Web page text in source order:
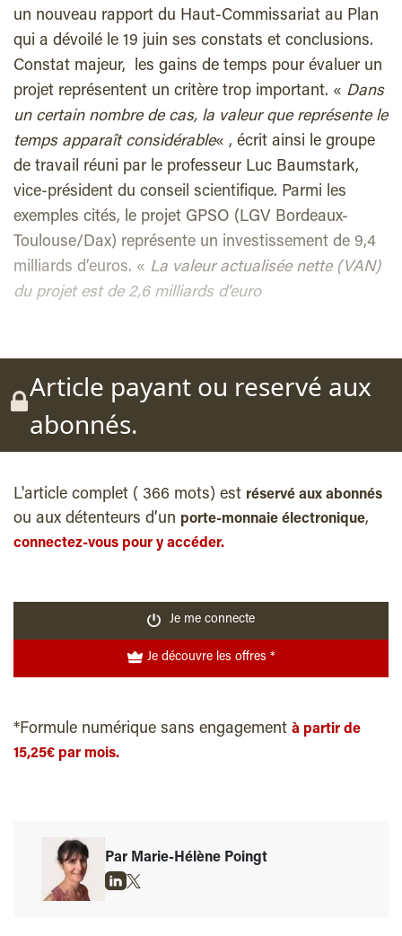
un nouveau rapport du Haut-Commissariat au Plan
qui a dévoilé le 19 juin ses constats et conclusions.
Constat majeur, les gains de temps pour évaluer un
projet représentent un critère trop important. « Dans
un certain nombre de cas, la valeur que représente le
temps apparaît considérable« , écrit ainsi le groupe
de travail réuni par le professeur Luc Baumstark,
vice-président du conseil scientifique. Parmi les
exemples cités, le projet GPSO (LGV Bordeaux-
Toulouse/Dax) représente un investissement de 9,4
milliards d’euros. « La valeur actualisée nette (VAN)
du projet est de 2,6 milliards d’euro
Article payant ou reservé aux
abonnés.
L'article complet ( 366 mots) est réservé aux abonnés
ou aux détenteurs d’un porte-monnaie électronique,
connectez-vous pour y accéder.
Je me connecte
Je découvre les offres *
*Formule numérique sans engagement à partir de
15,25€ par mois.
Par Marie-Hélène Poingt